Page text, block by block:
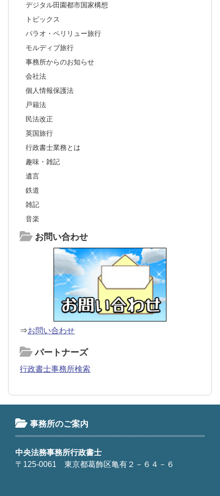
デジタル田園都市国家構想
トピックス
パラオ・ペリリュー旅行
モルディブ旅行
事務所からのお知らせ
会社法
個人情報保護法
戸籍法
民法改正
英国旅行
行政書士業務とは
趣味・雑記
遺言
鉄道
雑記
音楽
お問い合わせ
⇒お問い合わせ
パートナーズ
行政書士事務所検索
事務所のご案内
中央法務事務所行政書士
〒125-0061 東京都葛飾区亀有２－６４－６